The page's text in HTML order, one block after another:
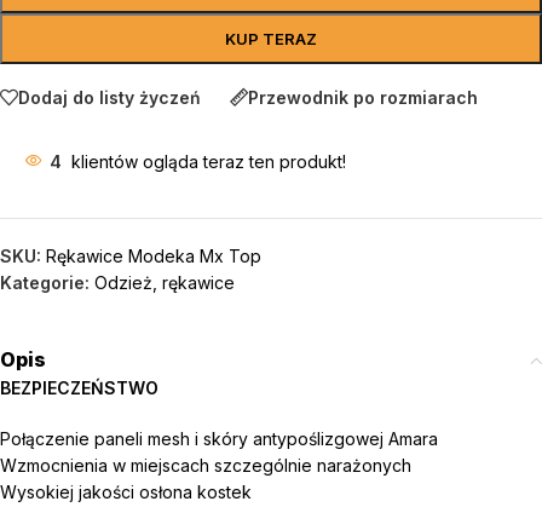
KUP TERAZ
Dodaj do listy życzeń Przewodnik po rozmiarach
4 klientów ogląda teraz ten produkt!
SKU: Rękawice Modeka Mx Top
Kategorie: Odzież rękawice
Opis
BEZPIECZEŃSTWO
Połączenie paneli mesh i skóry antypoślizgowej Amara
Wzmocnienia w miejscach szczególnie narażonych
Wysokiej jakości osłona kostek